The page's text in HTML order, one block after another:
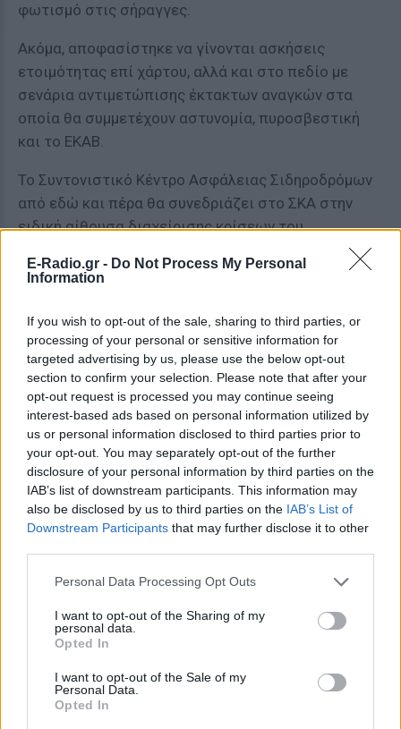
E-Radio.gr - Do Not Process My Personal
Information
If you wish to opt-out of the sale, sharing to third parties, or
processing of your personal or sensitive information for
targeted advertising by us, please use the below opt-out
section to confirm your selection. Please note that after your
opt-out request is processed you may continue seeing
interest-based ads based on personal information utilized by
us or personal information disclosed to third parties prior to
your opt-out. You may separately opt-out of the further
disclosure of your personal information by third parties on the
IAB’s list of downstream participants. This information may
also be disclosed by us to third parties on the IAB’s List of
Downstream Participants that may further disclose it to other
Personal Data Processing Opt Outs
I want to opt-out of the Sharing of my
personal data.
Opted In
I want to opt-out of the Sale of my
Personal Data.
Opted In
φωτισμό στις σήραγγες.
Ακόμα, αποφασίστηκε να γίνονται ασκήσεις
ετοιμότητας επί χάρτου, αλλά και στο πεδίο με
σενάρια αντιμετώπισης έκτακτων αναγκών στα
οποία θα συμμετέχουν αστυνομία, πυροσβεστική
και το ΕΚΑΒ.
Το Συντονιστικό Κέντρο Ασφάλειας Σιδηροδρόμων
από εδώ και πέρα θα συνεδριάζει στο ΣΚΑ στην
ειδική αίθουσα διαχείρισης κρίσεων του
Το κλιμάκιο θα ασχολείται με θέματα τεχνικής
ασφάλειας του δικτύου.
[ΠΗΓΗ]
ΔΙΑΦΗΜΙΣΗ